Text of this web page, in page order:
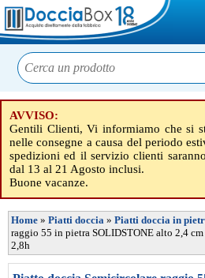
AVVISO:
Gentili Clienti, Vi informiamo che si
nelle consegne a causa del periodo
spedizioni ed il servizio clienti
dal 13 al 21 Agosto inclusi.
Buone vacanze.
Home » Piatti doccia » Piatti doccia in
raggio 55 in pietra SOLIDSTONE alto 2,4
2,8h